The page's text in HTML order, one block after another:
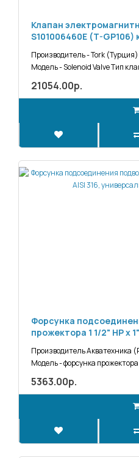
Клапан
S101006460E (T-GP106)
бар, -10..+140*C, уплот.
Производитель - Tork
Модель - Solenoid Valve Тип
21054.00р.
Форсунка
прожектора 1 1/2" НР х
Производитель Акватехника
Модель - форсунка
5363.00р.